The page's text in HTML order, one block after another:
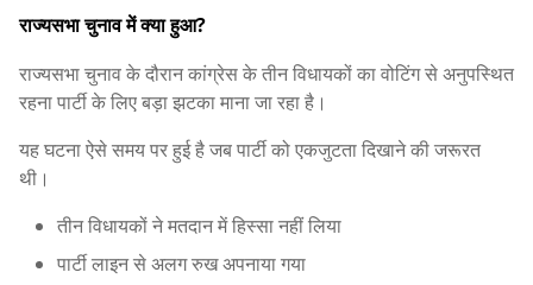
राज्यसभा चुनाव में क्या हुआ?
राज्यसभा चुनाव के दौरान कांग्रेस के तीन विधायकों का वोटिंग से अनुपस्थित
रहना पार्टी के लिए बड़ा झटका माना जा रहा है।
यह घटना ऐसे समय पर हुई है जब पार्टी को एकजुटता दिखाने की जरूरत
थी।
तीन विधायकों ने मतदान में हिस्सा नहीं लिया
पार्टी लाइन से अलग रुख अपनाया गया